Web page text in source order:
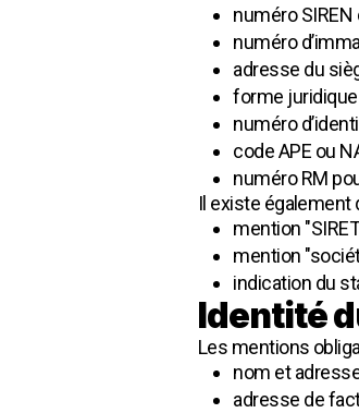
numéro SIREN
numéro
adresse du
forme
numéro
code APE ou
numéro RM
Il existe également
mention
mention
indication du
Identité
Les mentions
nom et
adresse de